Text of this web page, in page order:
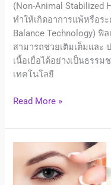
(Non-Animal Stabilized
ทําให้เกิดอาการแพ้หรือร
Balance Technology) ฟิ
สามารถช่วยเติมเต็มและ
เนื้อเยื่อได้อย่างเป็นธรร
เทคโนโลยี
Read More »
Lift
Stimulator